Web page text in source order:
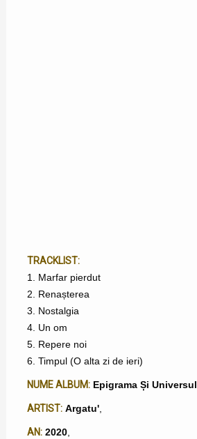
TRACKLIST:
1. Marfar pierdut
2. Renașterea
3. Nostalgia
4. Un om
5. Repere noi
6. Timpul (O alta zi de ieri)
NUME ALBUM: Epigrama Și Universul
ARTIST: Argatu',
AN: 2020,